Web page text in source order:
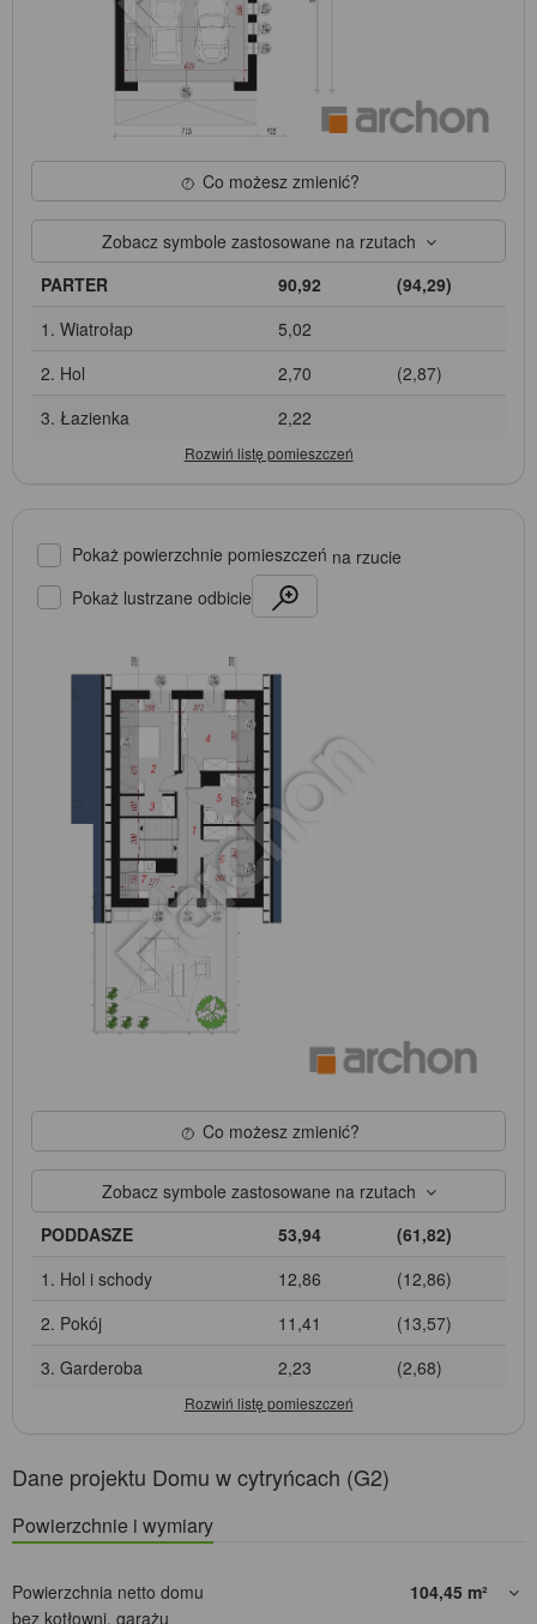
Co możesz zmienić?
Zobacz symbole zastosowane na rzutach
PARTER
90,92
(94,29)
1. Wiatrołap
5,02
2. Hol
2,70
(2,87)
3. Łazienka
2,22
Pokaż powierzchnie pomieszczeń na rzucie
Pokaż lustrzane odbicie
Co możesz zmienić?
Zobacz symbole zastosowane na rzutach
PODDASZE
53,94
(61,82)
1. Hol i schody
12,86
(12,86)
2. Pokój
11,41
(13,57)
3. Garderoba
2,23 (2,68)
Dane projektu Domu w cytryńcach (G2)
Powierzchnie i wymiary
Powierzchnia netto domu
bez kotłowni, garażu
104,45 m²